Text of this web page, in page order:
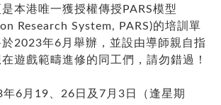
本港唯一獲授權傳授PARS模型
Research System, PARS)的培訓單
2023年6月舉辦，並設由導師親自指
遊戲範疇進修的同工們，請勿錯過！
年6月19、26日及7月3日（逢星期